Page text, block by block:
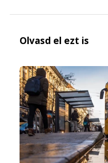
Olvasd el ezt is